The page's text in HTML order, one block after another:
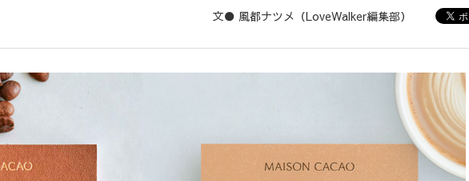
文● 風都ナツメ（LoveWalker編集部）